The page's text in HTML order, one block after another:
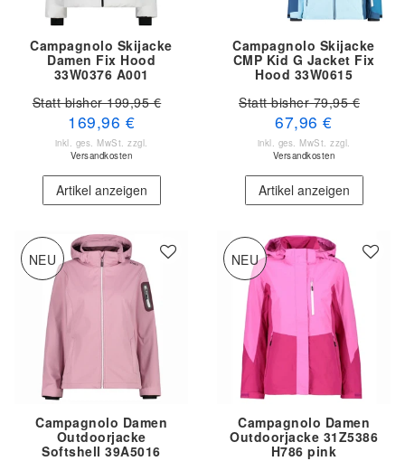
Campagnolo Skijacke
Damen Fix Hood
33W0376 A001
Statt bisher 199,95 €
169,96 €
inkl. ges. MwSt. zzgl.
Versandkosten
Artikel anzeigen
Campagnolo Skijacke
CMP Kid G Jacket Fix
Hood 33W0615
Statt bisher 79,95 €
67,96 €
inkl. ges. MwSt. zzgl.
Versandkosten
Artikel anzeigen
NEU
Campagnolo Damen
Outdoorjacke
Softshell 39A5016
NEU
Campagnolo Damen
Outdoorjacke 31Z5386
H786 pink